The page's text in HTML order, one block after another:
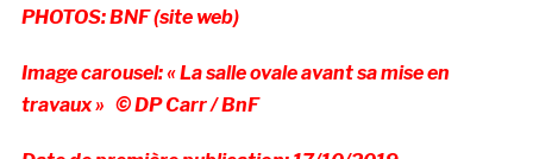
PHOTOS: BNF (site web)
Image carousel: « La salle ovale avant sa mise en
travaux » © DP Carr / BnF